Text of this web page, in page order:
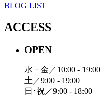
BLOG LIST
ACCESS
OPEN
水－金／10:00 - 19:00
土／9:00 - 19:00
日･祝／9:00 - 18:00